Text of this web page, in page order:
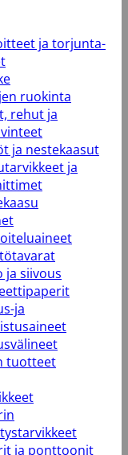
ja torjunta-
ruokinta
rehut ja
ja nestekaasut
ja
ja siivous
ja
tuotteet
ja ponttoonit